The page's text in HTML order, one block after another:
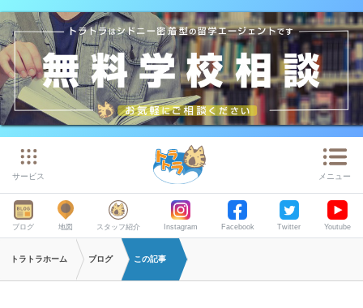
サービス メニュー
ブログ 地図 スタッフ紹介 Instagram Facebook Twitter Youtube
トラトラホーム ブログ この記事